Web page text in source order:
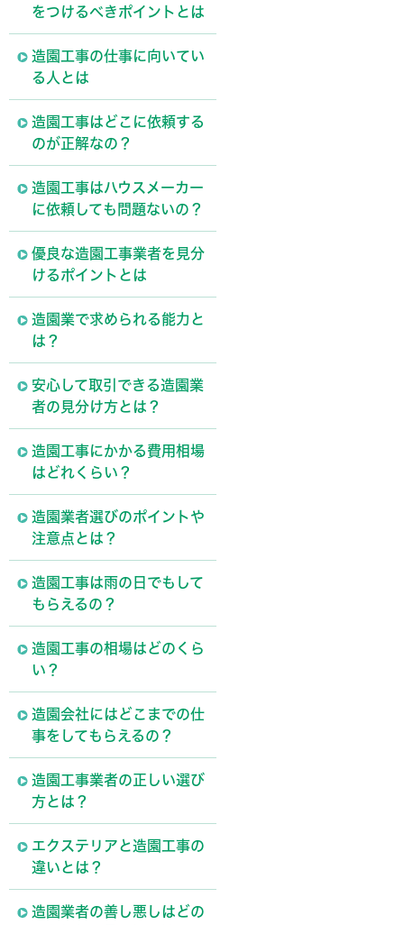
をつけるべきポイントとは
造園工事の仕事に向いてい
る人とは
造園工事はどこに依頼する
のが正解なの？
造園工事はハウスメーカー
に依頼しても問題ないの？
優良な造園工事業者を見分
けるポイントとは
造園業で求められる能力と
は？
安心して取引できる造園業
者の見分け方とは？
造園工事にかかる費用相場
はどれくらい？
造園業者選びのポイントや
注意点とは？
造園工事は雨の日でもして
もらえるの？
造園工事の相場はどのくら
い？
造園会社にはどこまでの仕
事をしてもらえるの？
造園工事業者の正しい選び
方とは？
エクステリアと造園工事の
違いとは？
造園業者の善し悪しはどの